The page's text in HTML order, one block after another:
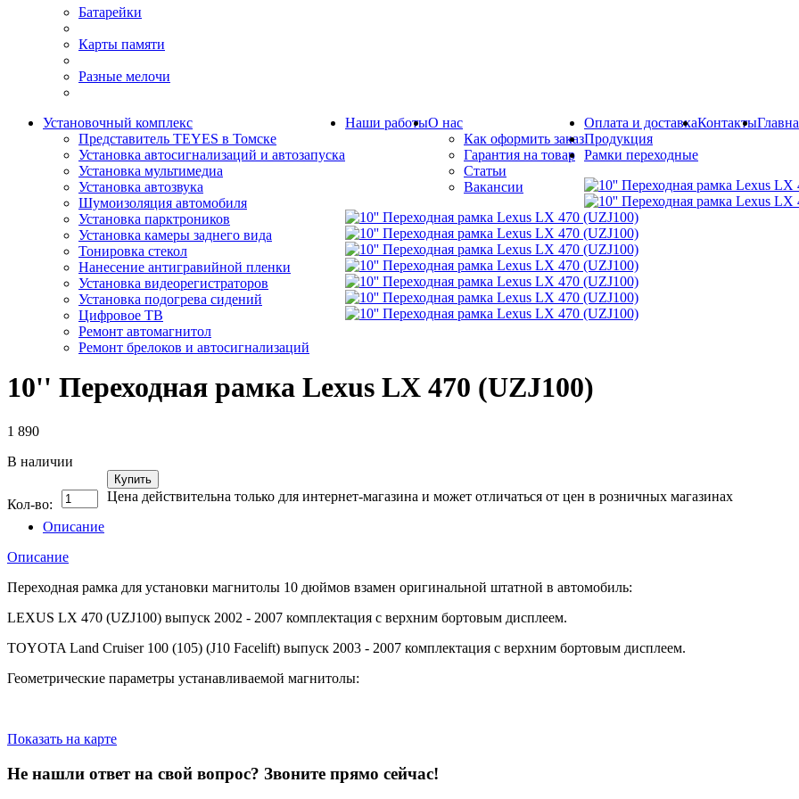
Батарейки
Карты памяти
Разные мелочи
Установочный комплекс
Представитель TEYES в Томске
Установка автосигнализаций и автозапуска
Установка мультимедиа
Установка автозвука
Шумоизоляция автомобиля
Установка парктроников
Установка камеры заднего вида
Тонировка стекол
Нанесение антигравийной пленки
Установка видеорегистраторов
Установка подогрева сидений
Цифровое ТВ
Ремонт автомагнитол
Ремонт брелоков и автосигнализаций
Наши работыО нас
Как оформить заказ
Гарантия на товар
Статьи
Вакансии
Оплата и доставкаКонтакты
Продукция
Рамки переходные
10'' Переходная рамка Lexus LX 470 (UZJ100)
1 890
В наличии
Кол-во:
Купить
Цена действительна только для интернет-магазина и может отличаться от цен в розничных магазинах
Описание
Описание
Переходная рамка для установки магнитолы 10 дюймов взамен оригинальной штатной в автомобиль:
LEXUS LX 470 (UZJ100) выпуск 2002 - 2007 комплектация с верхним бортовым дисплеем.
TOYOTA Land Cruiser 100 (105) (J10 Facelift) выпуск 2003 - 2007 комплектация с верхним бортовым дисплеем.
Геометрические параметры устанавливаемой магнитолы:
Показать на карте
Не нашли ответ на свой вопрос? Звоните прямо сейчас!